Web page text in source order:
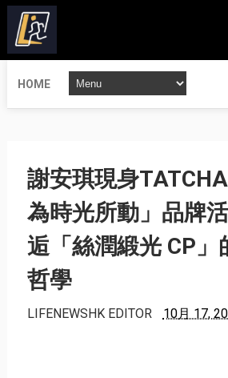
HOME
謝安琪現身
為時光所動」品牌
逅「絲潤緞光 CP」
哲學
LIFENEWSHK EDITOR 10月 17,